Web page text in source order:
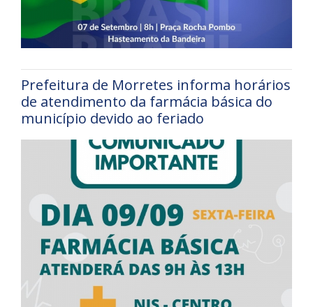
Prefeitura de Morretes informa horários
de atendimento da farmácia básica do
município devido ao feriado